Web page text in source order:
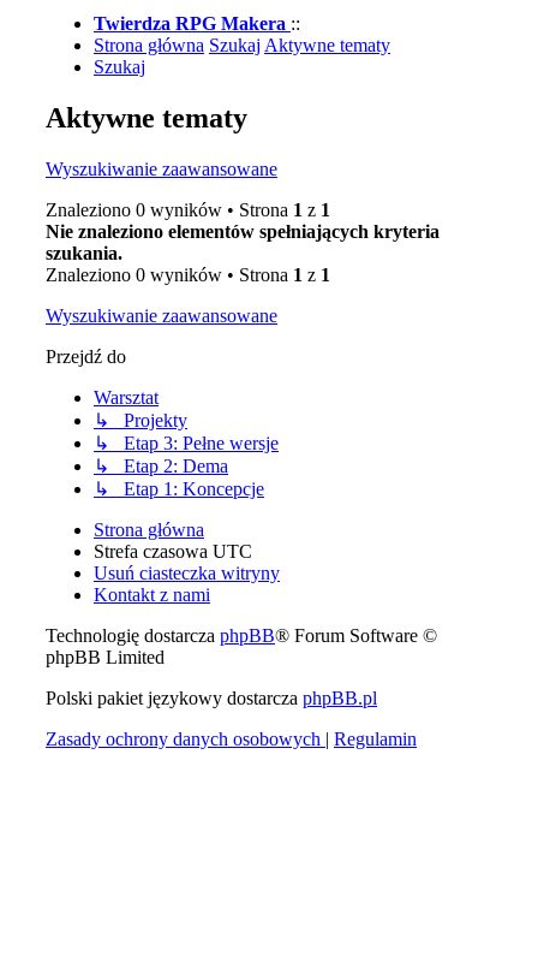
Twierdza RPG Makera ::
Strona główna Szukaj Aktywne tematy
Szukaj
Aktywne tematy
Wyszukiwanie zaawansowane
Znaleziono 0 wyników • Strona 1 z 1
Nie znaleziono elementów spełniających kryteria
szukania.
Znaleziono 0 wyników • Strona 1 z 1
Wyszukiwanie zaawansowane
Przejdź do
Warsztat
↳ Projekty
↳ Etap 3: Pełne wersje
↳ Etap 2: Dema
↳ Etap 1: Koncepcje
Strona główna
Strefa czasowa UTC
Usuń ciasteczka witryny
Kontakt z nami
Technologię dostarcza phpBB® Forum Software ©
phpBB Limited
Polski pakiet językowy dostarcza phpBB.pl
Zasady ochrony danych osobowych | Regulamin